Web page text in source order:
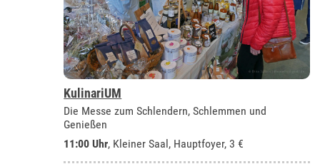
KulinariUM
Die Messe zum Schlendern, Schlemmen und
Genießen
11:00 Uhr, Kleiner Saal, Hauptfoyer, 3 €